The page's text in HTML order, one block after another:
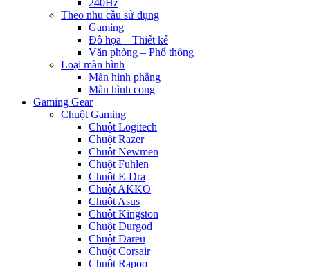
240Hz
Theo nhu cầu sử dụng
Gaming
Đồ họa – Thiết kế
Văn phòng – Phổ thông
Loại màn hình
Màn hình phẳng
Màn hình cong
Gaming Gear
Chuột Gaming
Chuột Logitech
Chuột Razer
Chuột Newmen
Chuột Fuhlen
Chuột E-Dra
Chuột AKKO
Chuột Asus
Chuột Kingston
Chuột Durgod
Chuột Dareu
Chuột Corsair
Chuột Rapoo